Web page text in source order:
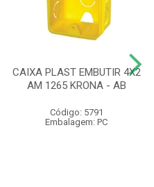
CAIXA PLAST EMBUTIR 4X2
AM 1265 KRONA - AB
Código: 5791
Embalagem: PC